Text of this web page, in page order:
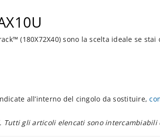
(180X72X40) sono la scelta ideale se
all’interno del cingolo da sostituire,
gli articoli elencati sono intercambiabili